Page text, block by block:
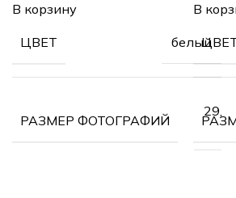
В корзину
ЦВЕТ белый
РАЗМЕР ФОТОГРАФИЙ
В